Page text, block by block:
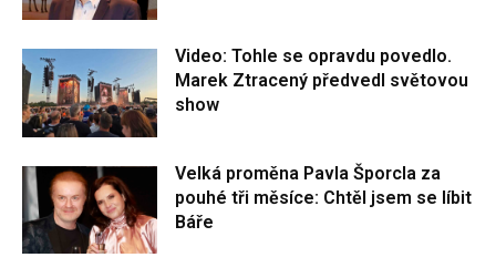
Video: Tohle se opravdu povedlo.
Marek Ztracený předvedl světovou
show
Velká proměna Pavla Šporcla za
pouhé tři měsíce: Chtěl jsem se líbit
Báře